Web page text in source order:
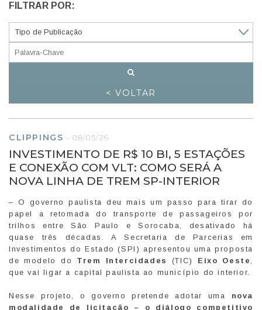
FILTRAR POR:
< VOLTAR
CLIPPINGS -08/05/26
INVESTIMENTO DE R$ 10 BI, 5 ESTAÇÕES
E CONEXÃO COM VLT: COMO SERÁ A
NOVA LINHA DE TREM SP-INTERIOR
– O governo paulista deu mais um passo para tirar do
papel a retomada do transporte de passageiros por
trilhos entre São Paulo e Sorocaba, desativado há
quase três décadas. A Secretaria de Parcerias em
Investimentos do Estado (SPI) apresentou uma proposta
de modelo do Trem Intercidades (TIC) Eixo Oeste
que vai ligar a capital paulista ao município do interior.
Nesse projeto, o governo pretende adotar uma nova
modalidade de licitação – o diálogo competitivo